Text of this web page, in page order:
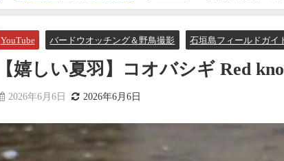
YouTube バードウオッチング＆野鳥撮影 石垣島フィールドガイ
【嬉しい夏羽】コオバシギ Red
2026年6月6日 2026年6月6日